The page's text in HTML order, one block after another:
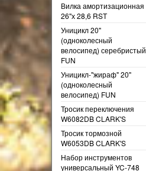
Вилка амортизационная
26"х 28,6 RST
Уницикл 20"
(одноколесный
велосипед) серебристый
FUN
Уницикл-"жираф" 20"
(одноколесный
велосипед) FUN
Тросик переключения
W6082DB CLARK'S
Тросик тормозной
W6053DB CLARK'S
Набор инструментов
универсальный YC-748